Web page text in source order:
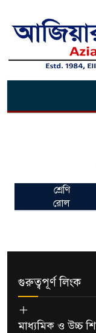
শ্রেণি
রোল
গুরুত্বপূর্ণ লিংক
মাধ্যমিক ও উচ্চ